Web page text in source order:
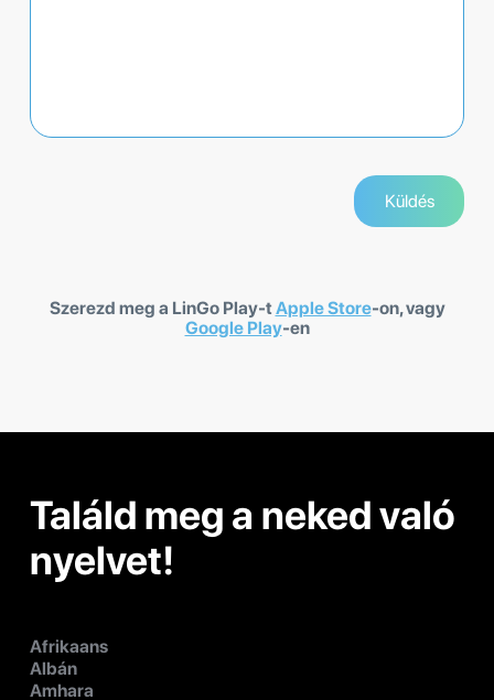
Szerezd meg a LinGo Play-tApple Store-on, vagy
Google Play-en
Találd meg a neked való
nyelvet!
Afrikaans
Albán
Amhara